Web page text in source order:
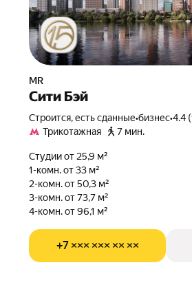
MR
Сити Бэй
Строится, есть сданные•бизнес•4.4
Трикотажная
7 мин.
Студии от 25,9 м²
1-комн. от 33 м²
2-комн. от 50,3 м²
3-комн. от 73,7 м²
4-комн. от 96,1 м²
+7 ××× ××× ×× ××